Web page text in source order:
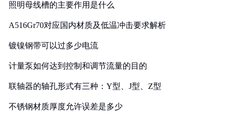
照明母线槽的主要作用是什么
A516Gr70对应国内材质及低温冲击要求解析
镀镍钢带可以过多少电流
计量泵如何达到控制和调节流量的目的
联轴器的轴孔形式有三种：Y型、J型、Z型
不锈钢材质厚度允许误差是多少